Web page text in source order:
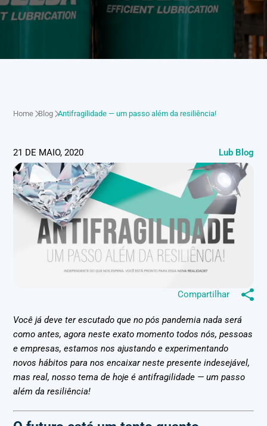
Home Blog Antifragilidade — um passo além da resiliência!
21 DE MAIO, 2020 Lub Blog
Compartilhar
Você já deve ter escutado que no pós pandemia nada será
como antes, agora neste exato momento todos nós, pessoas
e empresas, estamos nos ajustando e experimentando
novos hábitos para nos encaixar neste presente indesejável,
mas real, nosso tema de hoje é antifragilidade — um passo
além da resiliência!